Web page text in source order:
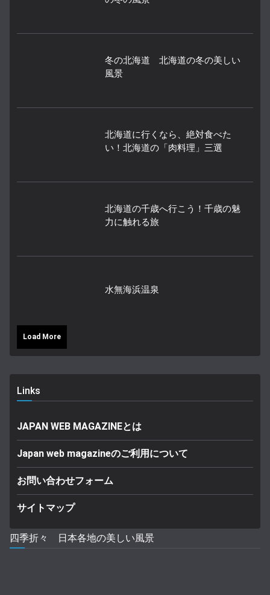
冬の北海道 北海道の冬の美しい
風景
北海道に行くなら、絶対食べた
い！北海道の「肉料理」三選
北海道の千歳へ行こう！千歳の魅
力に触れる旅
水無海浜温泉
Load More
Links
JAPAN WEB MAGAZINEとは
Japan web magazineのご利用について
お問い合わせフォーム
サイトマップ
四季折々 日本各地の美しい風景